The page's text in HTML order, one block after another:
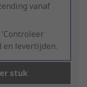
vanaf
'Controleer
en levertijden.
stuk